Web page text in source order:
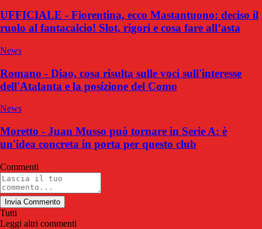
UFFICIALE - Fiorentina, ecco Mastantuono: deciso il
ruolo al fantacalcio! Slot, rigori e cosa fare all’asta
News
Romano - Diao, cosa risulta sulle voci sull'interesse
dell'Atalanta e la posizione del Como
News
Moretto - Juan Musso può tornare in Serie A: è
un'idea concreta in porta per questo club
Commenti
Invia Commento
Tutti
Leggi altri commenti